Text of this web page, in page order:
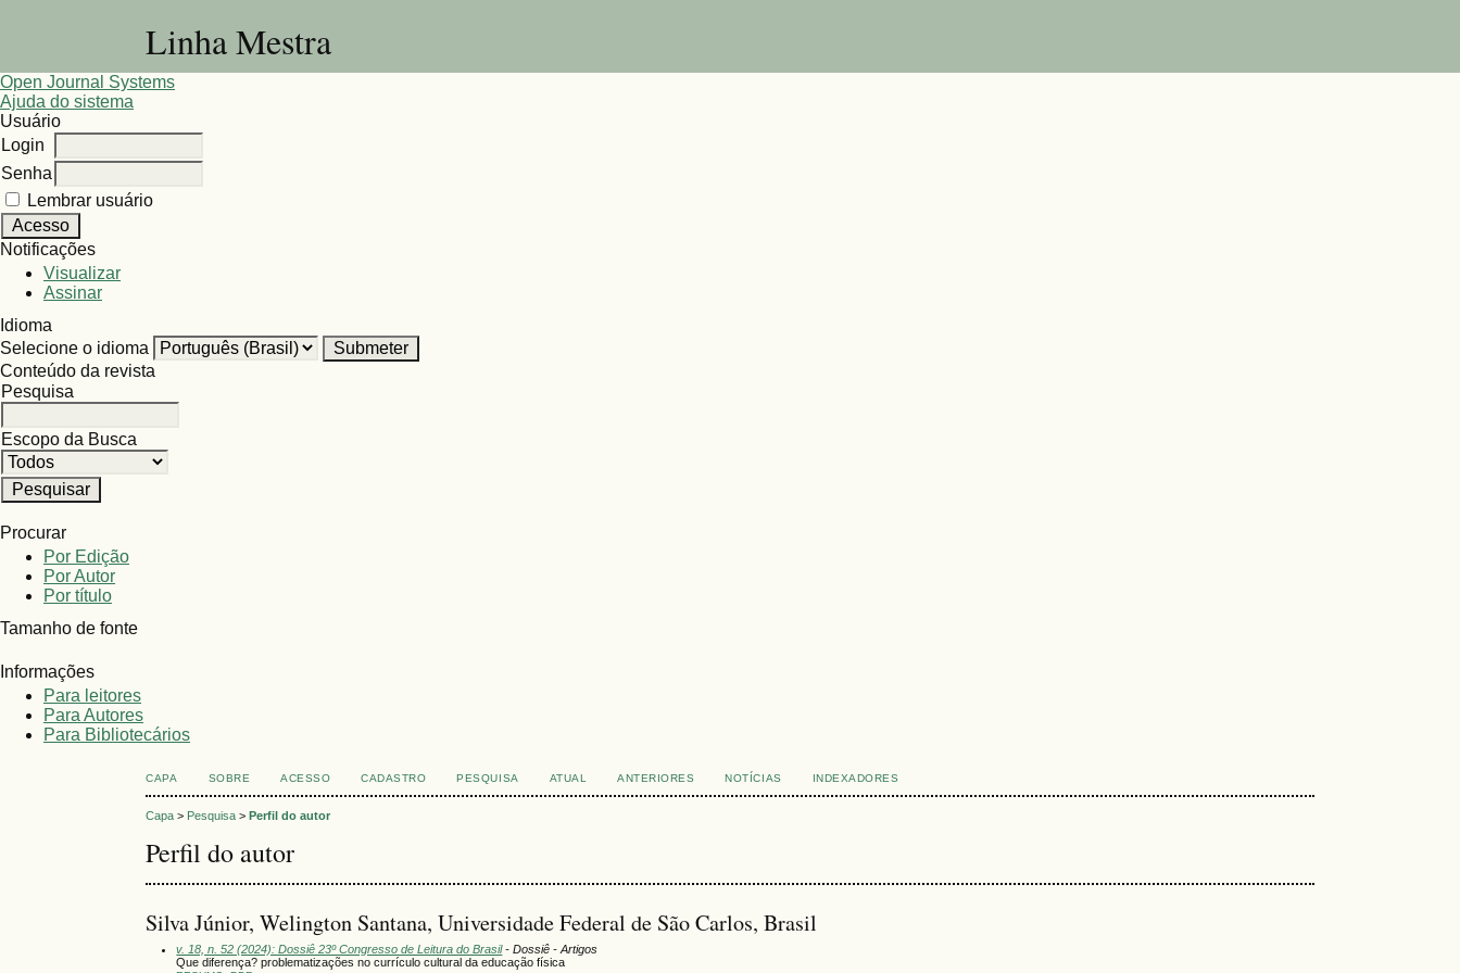
Linha Mestra
Open Journal Systems
Ajuda do sistema
Usuário
Login
Senha
Lembrar usuário
Notificações
Visualizar
Assinar
Idioma
Selecione o idioma
Conteúdo da revista
Pesquisa
Escopo da Busca
Procurar
Por Edição
Por Autor
Por título
Tamanho de fonte
Informações
Para leitores
Para Autores
Para Bibliotecários
CAPA SOBRE ACESSO CADASTRO PESQUISA ATUAL ANTERIORES NOTÍCIAS INDEXADORES
Capa > Pesquisa >Perfil do autor
Perfil do autor
Silva Júnior, Welington Santana, Universidade Federal de São Carlos, Brasil
v. 18, n. 52 (2024): Dossiê 23º Congresso de Leitura do Brasil- Dossiê - Artigos
Que diferença? problematizações no currículo cultural da educação física